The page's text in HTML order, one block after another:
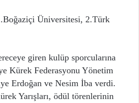
Üniversitesi, 2.Türk
giren kulüp sporcularına
Kürek Federasyonu Yönetim
Erdoğan ve Nesim İba verdi.
Yarışları, ödül törenlerinin